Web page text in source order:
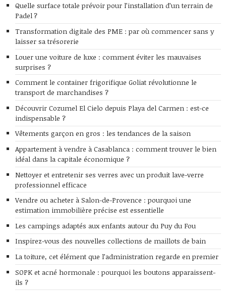
Quelle surface totale prévoir pour l’installation d’un terrain de
Padel ?
Transformation digitale des PME : par où commencer sans y
laisser sa trésorerie
Louer une voiture de luxe : comment éviter les mauvaises
surprises ?
Comment le container frigorifique Goliat révolutionne le
transport de marchandises ?
Découvrir Cozumel El Cielo depuis Playa del Carmen : est-ce
indispensable ?
Vêtements garçon en gros : les tendances de la saison
Appartement à vendre à Casablanca : comment trouver le bien
idéal dans la capitale économique ?
Nettoyer et entretenir ses verres avec un produit lave-verre
professionnel efficace
Vendre ou acheter à Salon-de-Provence : pourquoi une
estimation immobilière précise est essentielle
Les campings adaptés aux enfants autour du Puy du Fou
Inspirez-vous des nouvelles collections de maillots de bain
La toiture, cet élément que l’administration regarde en premier
SOPK et acné hormonale : pourquoi les boutons apparaissent-
ils ?